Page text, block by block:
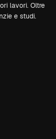
lavori. Oltre
e studi.